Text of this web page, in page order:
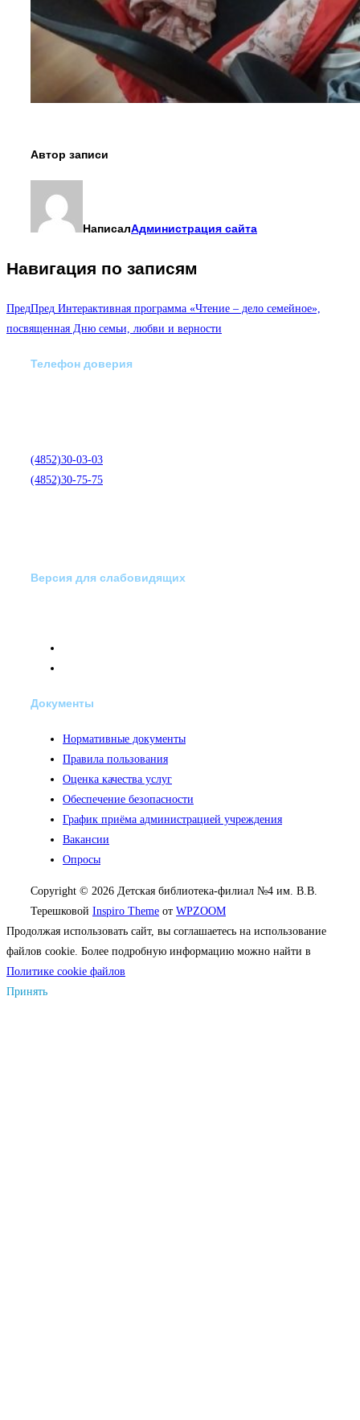
Автор записи
НаписалАдминистрация сайта
Навигация по записям
ПредПред Интерактивная программа «Чтение – дело семейное»,
посвященная Дню семьи, любви и верности
Телефон доверия
(4852)30-03-03
(4852)30-75-75
Версия для слабовидящих
Документы
Нормативные документы
Правила пользования
Оценка качества услуг
Обеспечение безопасности
График приёма администрацией учреждения
Вакансии
Опросы
Copyright © 2026 Детская библиотека-филиал №4 им. В.В.
Терешковой Inspiro Theme от WPZOOM
Продолжая использовать сайт, вы соглашаетесь на использование
файлов cookie. Более подробную информацию можно найти в
Политике cookie файлов
Принять